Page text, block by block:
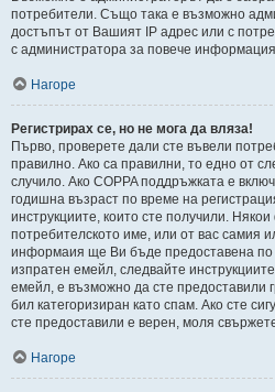
потребители. Също така е възможно
достъпът от Вашият IP адрес или с
с администратора за повече информация.
Нагоре
Регистрирах се, но не мога да вляза!
Първо, проверете дали сте въвели
правилно. Ако са правилни, то едно от
случило. Ако COPPA поддръжката е
годишна възраст по време на
инструкциите, които сте получили.
потребителското име, или от вас самия
информаия ще Ви бъде предоставена по
изпратен емейл, следвайте
емейл, е възможно да сте предоставили
бил категоризиран като спам. Ако сте
сте предоставили е верен, моля
Нагоре